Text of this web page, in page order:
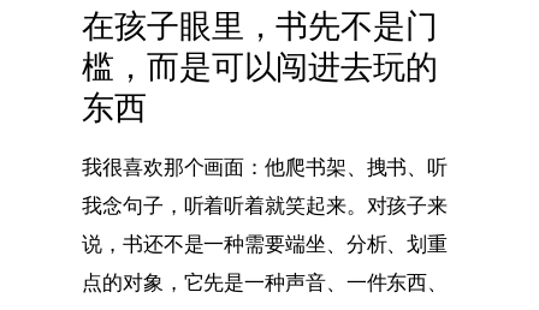
在孩子眼里，书先不是门
槛，而是可以闯进去玩的
东西
我很喜欢那个画面：他爬书架、拽书、听
我念句子，听着听着就笑起来。对孩子来
说，书还不是一种需要端坐、分析、划重
点的对象，它先是一种声音、一件东西、